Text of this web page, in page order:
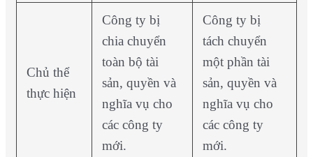
Chủ thể
thực hiện
Công ty bị
chia chuyển
toàn bộ tài
sản, quyền và
nghĩa vụ cho
các công ty
mới.
Công ty bị
tách chuyển
một phần tài
sản, quyền và
nghĩa vụ cho
các công ty
mới.